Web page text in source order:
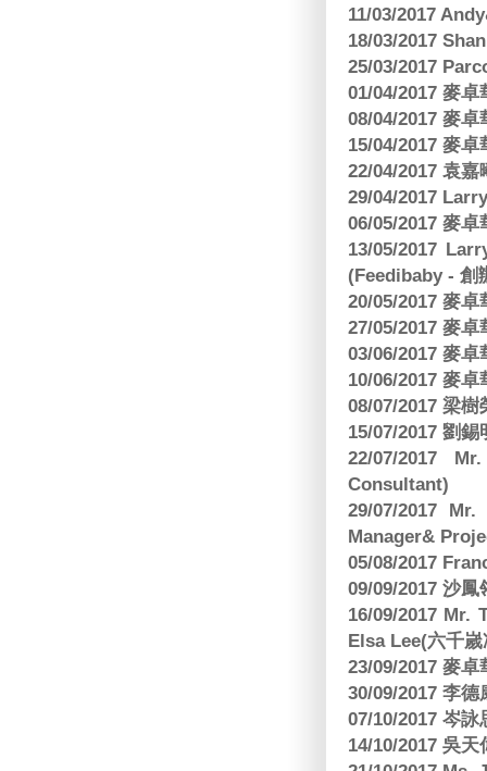
11/03/2017
18/03/2017
25/03/2017
01/04/2017 麥
08/04/2017 麥
15/04/2017 麥
22/04/2017 袁
29/04/2017
06/05/2017 麥
13/05/2017
(Feedibaby - 創
20/05/2017 麥
27/05/2017 麥
03/06/2017 麥
10/06/2017 麥
08/07/2017 梁
15/07/2017 劉
22/07/2017
Consultant)
29/07/2017
Manager&
05/08/2017
09/09/2017 沙
16/09/2017 Mr.
Elsa Lee(六千
23/09/2017 麥
30/09/2017 李
07/10/2017 岑
14/10/2017 吳